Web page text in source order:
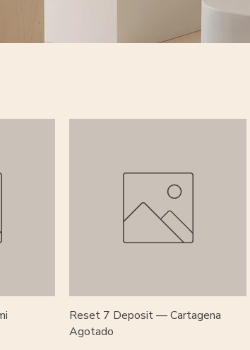
Reset 7 Deposit — Cartagena
Agotado